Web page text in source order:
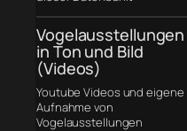
Vogelausstellungen
in Ton und Bild
(Videos)
Youtube Videos und eigene
Aufnahme von
Vogelausstellungen